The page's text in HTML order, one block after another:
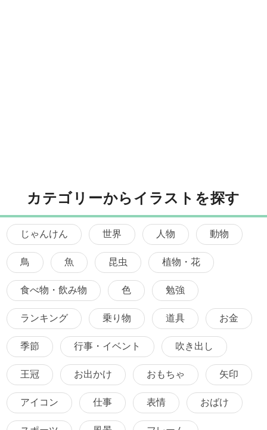
カテゴリーからイラストを探す
じゃんけん 世界 人物 動物
鳥 魚 昆虫 植物・花
食べ物・飲み物 色 勉強
ランキング 乗り物 道具 お金
季節 行事・イベント 吹き出し
王冠 お出かけ おもちゃ 矢印
アイコン 仕事 表情 おばけ